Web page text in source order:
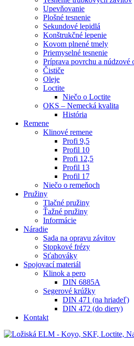
Upevňovanie
Plošné tesnenie
Sekundové lepidlá
Konštrukčné lepenie
Kovom plnené tmely
Priemyselné tesnenie
Príprava povrchu a núdzové
Čističe
Oleje
Loctite
Niečo o Loctite
OKS – Nemecká kvalita
História
Remene
Klinové remene
Profi 9,5
Profil 10
Profi 12,5
Profil 13
Profil 17
Niečo o remeňoch
Pružiny
Tlačné pružiny
Ťažné pružiny
Informácie
Náradie
Sada na opravu závitov
Stopkové frézy
Sťahováky
Spojovací materiál
Klinok a pero
DIN 6885A
Segerové krúžky
DIN 471 (na hriadeľ)
DIN 472 (do diery)
Kontakt